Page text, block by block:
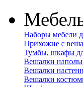
Наборы мебели
Прихожие с
Тумбы, шкафы
Вешалки
Вешалки
Вешалки